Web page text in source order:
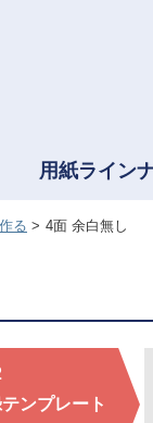
用紙ライン
る 4面 余白無し
ンプレート